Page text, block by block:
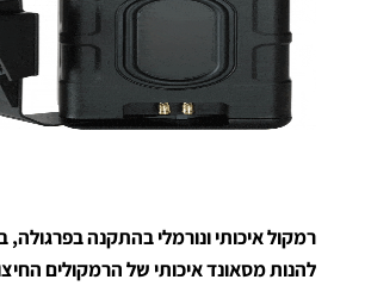
רמקול איכותי ונורמלי בהתקנה בפרגולה,
להנות מסאונד איכותי של הרמקולים